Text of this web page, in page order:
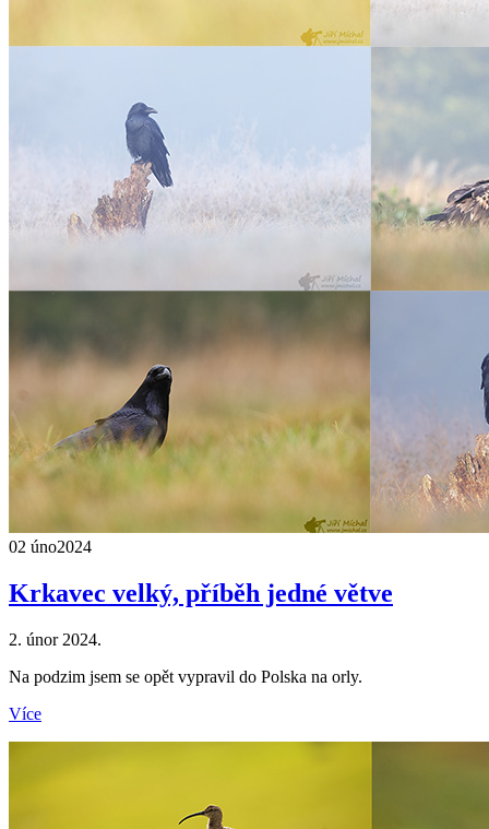
02 úno2024
Krkavec velký, příběh jedné větve
2. únor 2024.
Na podzim jsem se opět vypravil do Polska na orly.
Více